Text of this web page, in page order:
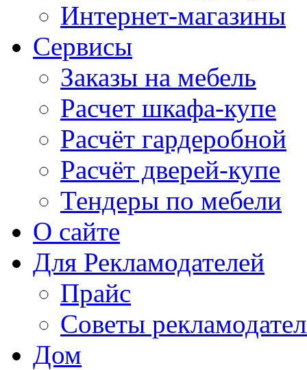
Интернет-магазины
Сервисы
Заказы на мебель
Расчет шкафа-купе
Расчёт гардеробной
Расчёт дверей-купе
Тендеры по мебели
О сайте
Для Рекламодателей
Прайс
Советы
Дом